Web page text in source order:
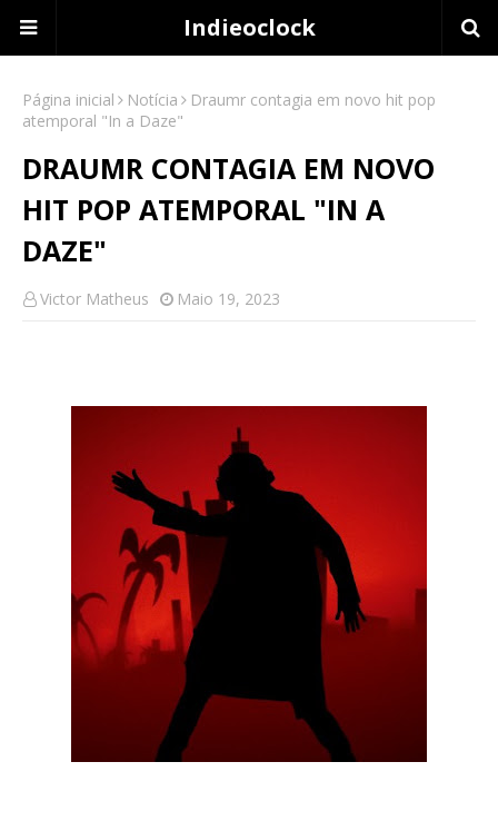
Indieoclock
Página inicial Notícia
Draumr contagia em novo hit pop
atemporal "In a Daze"
DRAUMR CONTAGIA EM NOVO
HIT POP ATEMPORAL "IN A
DAZE"
Victor Matheus Maio 19, 2023